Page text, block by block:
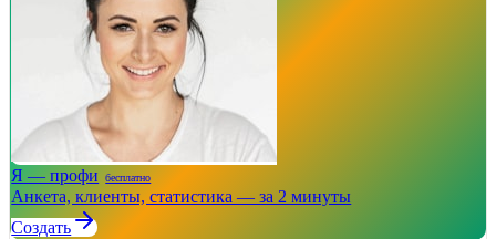
Я — профи бесплатно
Анкета, клиенты, статистика — за 2 минуты
Создать